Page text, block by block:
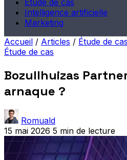
Étude de cas
Intelligence artificielle
Marketing
Accueil / Articles / Étude de cas
Étude de cas
Bozullhuizas
arnaque ?
Romuald
15 mai 2026 5 min de lecture